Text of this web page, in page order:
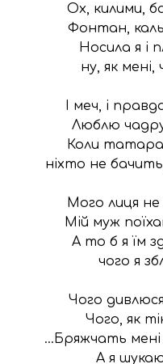
Ох, килими,
Фонтан,
Носила я і
ну, як мені,
І меч, і
Люблю чадру
Коли
ніхто не
Мого лиця
Мій муж
А то б я їм
чого я
Чого
Чого, як
…Бряжчать мені
А я шукаю